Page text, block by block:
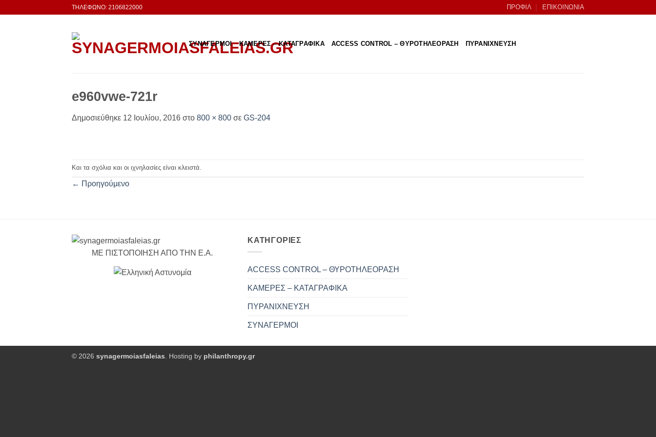
ΤΗΛΕΦΩΝΟ: 2106822000 ΠΡΟΦΙΛ ΕΠΙΚΟΙΝΩΝΙΑ
ΣΥΝΑΓΕΡΜΟΙ ΚΑΜΕΡΕΣ – ΚΑΤΑΓΡΑΦΙΚΑ ACCESS CONTROL – ΘΥΡΟΤΗΛΕΟΡΑΣΗ ΠΥΡΑΝΙΧΝΕΥΣΗ
e960vwe-721r
Δημοσιεύθηκε 12 Ιουλίου, 2016 στο 800 × 800 σε GS-204
Και τα σχόλια και οι ιχνηλασίες είναι κλειστά.
← Προηγούμενο
ΜΕ ΠΙΣΤΟΠΟΙΗΣΗ ΑΠΟ ΤΗΝ Ε.Α.
ΚΑΤΗΓΟΡΙΕΣ
ACCESS CONTROL – ΘΥΡΟΤΗΛΕΟΡΑΣΗ
ΚΑΜΕΡΕΣ – ΚΑΤΑΓΡΑΦΙΚΑ
ΠΥΡΑΝΙΧΝΕΥΣΗ
ΣΥΝΑΓΕΡΜΟΙ
© 2026 synagermoiasfaleias. Hosting by philanthropy.gr